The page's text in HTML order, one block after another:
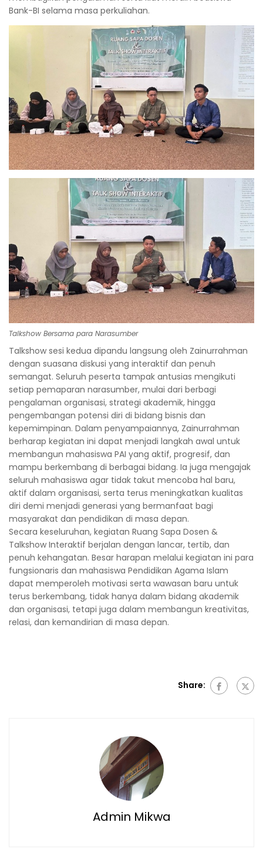
Bank-BI selama masa perkuliahan.
Talkshow Bersama para Narasumber
Talkshow sesi kedua dipandu langsung oleh Zainurrahman
dengan suasana diskusi yang interaktif dan penuh
semangat. Seluruh peserta tampak antusias mengikuti
setiap pemaparan narasumber, mulai dari berbagi
pengalaman organisasi, strategi akademik, hingga
pengembangan potensi diri di bidang bisnis dan
kepemimpinan. Dalam penyampaiannya, Zainurrahman
berharap kegiatan ini dapat menjadi langkah awal untuk
membangun mahasiswa PAI yang aktif, progresif, dan
mampu berkembang di berbagai bidang. Ia juga mengajak
seluruh mahasiswa agar tidak takut mencoba hal baru,
aktif dalam organisasi, serta terus meningkatkan kualitas
diri demi menjadi generasi yang bermanfaat bagi
masyarakat dan pendidikan di masa depan.
Secara keseluruhan, kegiatan Ruang Sapa Dosen &
Talkshow Interaktif berjalan dengan lancar, tertib, dan
penuh kehangatan. Besar harapan melalui kegiatan ini para
fungsionaris dan mahasiswa Pendidikan Agama Islam
dapat memperoleh motivasi serta wawasan baru untuk
terus berkembang, tidak hanya dalam bidang akademik
dan organisasi, tetapi juga dalam membangun kreativitas,
relasi, dan kemandirian di masa depan.
Share:
Admin Mikwa